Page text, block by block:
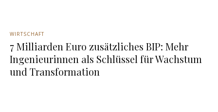
WIRTSCHAFT
7 Milliarden Euro zusätzliches BIP: Mehr
Ingenieurinnen als Schlüssel für Wachstum
und Transformation